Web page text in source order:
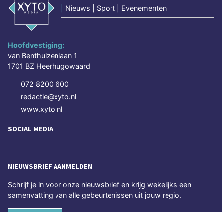
Nieuws | Sport | Evenementen
Hoofdvestiging:
van Benthuizenlaan 1
1701 BZ Heerhugowaard
072 8200 600
redactie@xyto.nl
www.xyto.nl
SOCIAL MEDIA
NIEUWSBRIEF AANMELDEN
Schrijf je in voor onze nieuwsbrief en krijg wekelijks een
samenvatting van alle gebeurtenissen uit jouw regio.